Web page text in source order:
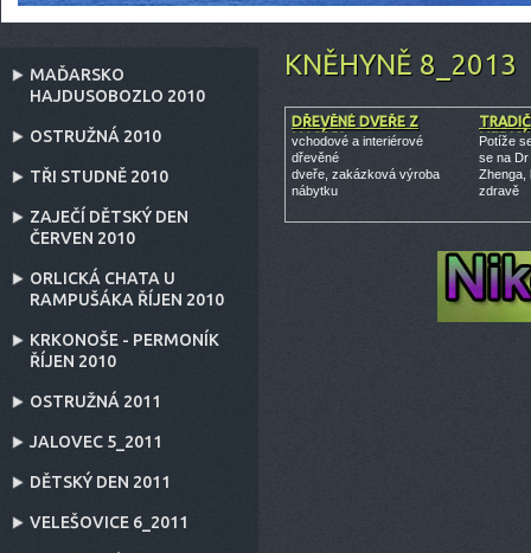
KNĚHYNĚ 8_2013
DŘEVĚNÉ DVEŘE Z
MASÍVU
vchodové a interiérové
dřevěné
dveře, zakázková výroba
nábytku
Potíže
se na Dr
Zhenga,
zdravě
MAĎARSKO
HAJDUSOBOZLO 2010
OSTRUŽNÁ 2010
TŘI STUDNĚ 2010
ZAJEČÍ DĚTSKÝ DEN
ČERVEN 2010
ORLICKÁ CHATA U
RAMPUŠÁKA ŘÍJEN 2010
KRKONOŠE - PERMONÍK
ŘÍJEN 2010
OSTRUŽNÁ 2011
JALOVEC 5_2011
DĚTSKÝ DEN 2011
VELEŠOVICE 6_2011